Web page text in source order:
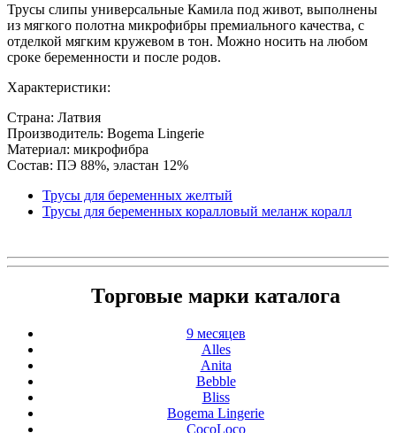
Трусы слипы универсальные Камила под живот, выполнены
из мягкого полотна микрофибры премиального качества, с
отделкой мягким кружевом в тон. Можно носить на любом
сроке беременности и после родов.
Характеристики:
Страна: Латвия
Производитель: Bogema Lingerie
Материал: микрофибра
Состав: ПЭ 88%, эластан 12%
Трусы для беременных желтый
Трусы для беременных коралловый меланж коралл
Торговые марки каталога
9 месяцев
Alles
Anita
Bebble
Bliss
Bogema Lingerie
CocoLoco